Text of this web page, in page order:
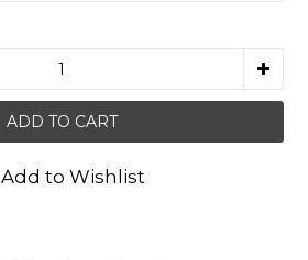
ADD TO CART
Add to Wishlist